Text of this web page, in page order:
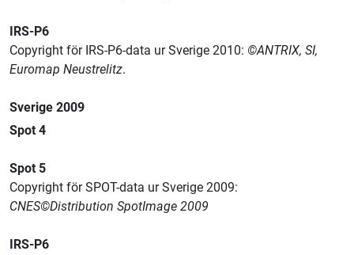
IRS-P6
Copyright för IRS-P6-data ur Sverige 2010: ©ANTRIX, SI,
Euromap Neustrelitz.
Sverige 2009
Spot 4
Spot 5
Copyright för SPOT-data ur Sverige 2009:
CNES©Distribution SpotImage 2009
IRS-P6